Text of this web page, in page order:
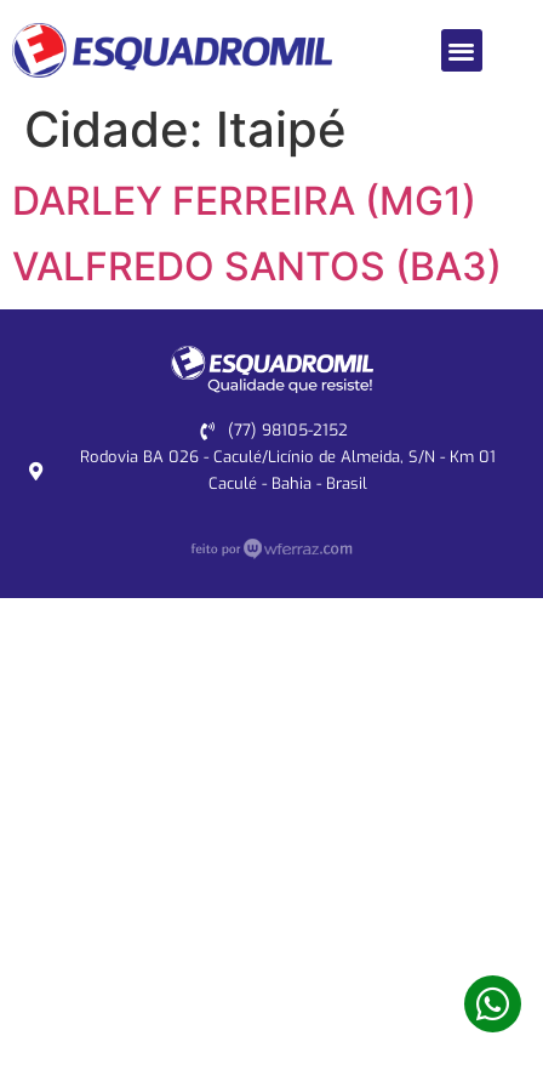
Cidade: Itaipé
DARLEY FERREIRA (MG1)
VALFREDO SANTOS (BA3)
(77) 98105-2152
Rodovia BA 026 - Caculé/Licínio de Almeida, S/N - Km 01
Caculé - Bahia - Brasil